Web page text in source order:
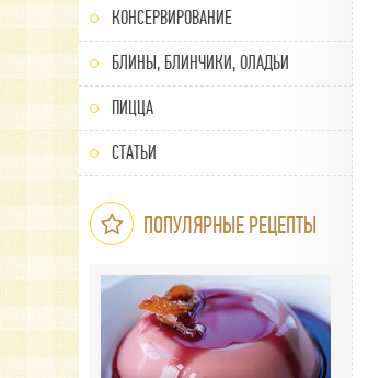
КОНСЕРВИРОВАНИЕ
БЛИНЫ, БЛИНЧИКИ, ОЛАДЬИ
ПИЦЦА
СТАТЬИ
ПОПУЛЯРНЫЕ РЕЦЕПТЫ